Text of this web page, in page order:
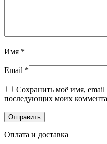
Имя *
Email *
Сохранить моё имя, email
последующих моих
Оплата и доставка